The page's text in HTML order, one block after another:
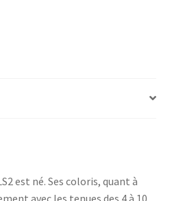
est né. Ses coloris, quant à